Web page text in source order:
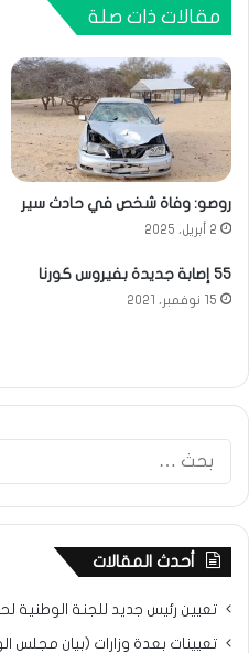
مقالات ذات صلة
روصو: وفاة شخص في حادث سير
2 أبريل، 2025
55 إصابة جديدة بفيروس كورنا
15 نوفمبر، 2021
أحدث المقالات
تعيين رئيس جديد للجنة الوطنية
تعيينات بعدة وزارات (بيان مجلس